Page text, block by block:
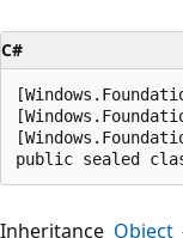
C#
public sealed
Inheritance Object